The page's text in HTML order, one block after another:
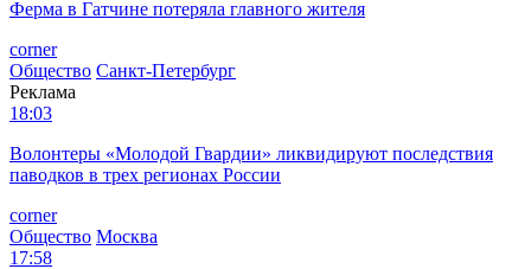
Ферма в Гатчине потеряла главного жителя
corner
Общество Санкт-Петербург
Реклама
18:03
Волонтеры «Молодой Гвардии» ликвидируют последствия
паводков в трех регионах России
corner
Общество Москва
17:58